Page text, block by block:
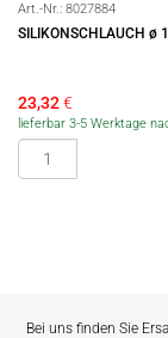
Art.-Nr.: 8027884
SILIKONSCHLAUCH ø
23,32€
lieferbar 3-5 Werktage
Bei uns finden Sie